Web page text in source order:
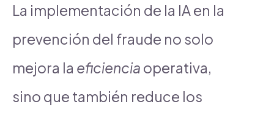
La implementación de la IA en la
prevención del fraude no solo
mejora la eficiencia operativa,
sino que también reduce los